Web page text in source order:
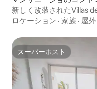
新しく改装されたVillas
ロケーション · 家族 · 屋
スーパーホスト
スーパーホスト